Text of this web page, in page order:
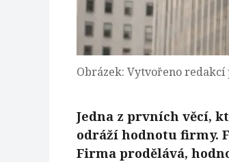
Obrázek: Vytvořeno redakcí
Jedna z prvních věcí,
odráží hodnotu firmy.
Firma prodělává,